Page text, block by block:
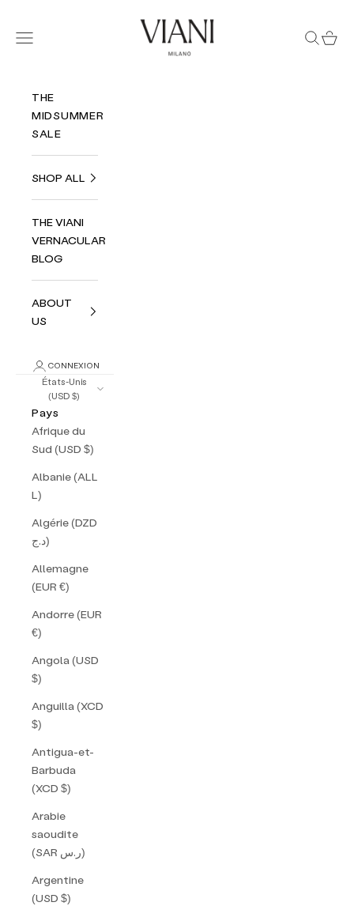
Viani Milano
Menu
THE
MIDSUMMER
SALE
SHOP ALL
THE VIANI
VERNACULAR
BLOG
ABOUT
US
CONNEXION
États-Unis
(USD $)
Pays
Afrique du
Sud (USD $)
Albanie (ALL
L)
Algérie (DZD
د.ج)
Allemagne
(EUR €)
Andorre (EUR
€)
Angola (USD
$)
Anguilla (XCD
$)
Antigua-et-
Barbuda
(XCD $)
Arabie
saoudite
(SAR ر.س)
Argentine
(USD $)